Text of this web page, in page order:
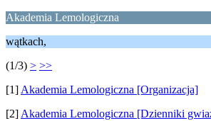
Akademia Lemologiczna
wątkach,
(1/3) > >>
[1] Akademia Lemologiczna [Organizacja]
[2] Akademia Lemologiczna [Dzienniki